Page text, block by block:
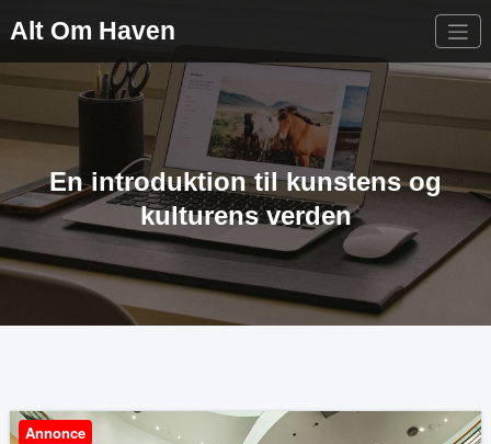
Alt Om Haven
En introduktion til kunstens og
kulturens verden
Annonce